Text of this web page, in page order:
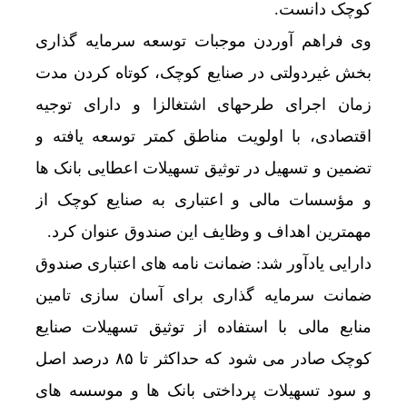
کوچک دانست.
وی فراهم آوردن موجبات توسعه سرمایه گذاری
بخش غیردولتی در صنایع کوچک، کوتاه کردن مدت
زمان اجرای طرحهای اشتغالزا و دارای توجیه
اقتصادی، با اولویت مناطق کمتر توسعه یافته و
تضمین و تسهیل در توثیق تسهیلات اعطایی بانک ها
و مؤسسات مالی و اعتباری به صنایع کوچک از
مهمترین اهداف و وظایف این صندوق عنوان کرد.
دارایی یادآور شد: ضمانت نامه های اعتباری صندوق
ضمانت سرمایه گذاری برای آسان سازی تامین
منابع مالی با استفاده از توثیق تسهیلات صنایع
کوچک صادر می شود که حداکثر تا ۸۵ درصد اصل
و سود تسهیلات پرداختی بانک ها و موسسه های